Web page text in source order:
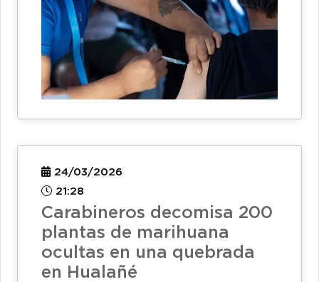
24/03/2026
21:28
Carabineros decomisa 200
plantas de marihuana
ocultas en una quebrada
en Hualañé